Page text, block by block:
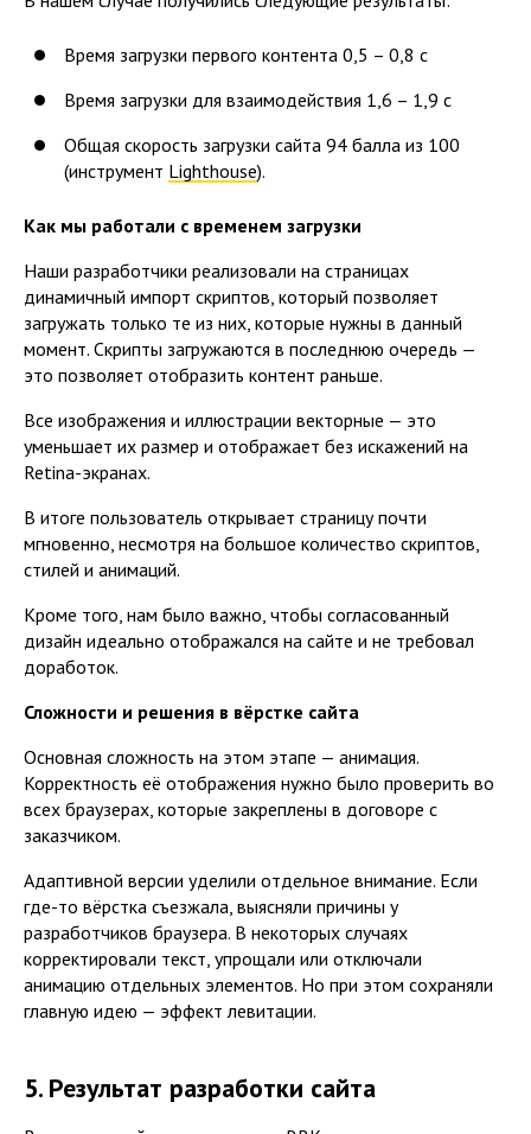
Время загрузки первого контента 0,5 – 0,8 с
Время загрузки для взаимодействия 1,6 – 1,9 с
Общая скорость загрузки сайта 94 балла из 100
(инструмент Lighthouse).
Как мы работали с временем загрузки
Наши разработчики реализовали на страницах
динамичный импорт скриптов, который позволяет
загружать только те из них, которые нужны в данный
момент. Скрипты загружаются в последнюю очередь —
это позволяет отобразить контент раньше.
Все изображения и иллюстрации векторные — это
уменьшает их размер и отображает без искажений на
Retina-экранах.
В итоге пользователь открывает страницу почти
мгновенно, несмотря на большое количество скриптов,
стилей и анимаций.
Кроме того, нам было важно, чтобы согласованный
дизайн идеально отображался на сайте и не требовал
доработок.
Сложности и решения в вёрстке сайта
Основная сложность на этом этапе — анимация.
Корректность её отображения нужно было проверить во
всех браузерах, которые закреплены в договоре с
заказчиком.
Адаптивной версии уделили отдельное внимание. Если
где-то вёрстка съезжала, выясняли причины у
разработчиков браузера. В некоторых случаях
корректировали текст, упрощали или отключали
анимацию отдельных элементов. Но при этом сохраняли
главную идею — эффект левитации.
5. Результат разработки сайта